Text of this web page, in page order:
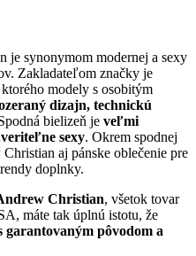
je synonymom modernej a sexy
Zakladateľom značky je
modely s osobitým
dizajn, technickú
bielizeň je veľmi
sexy. Okrem spodnej
aj pánske oblečenie pre
doplnky.
Christian, všetok tovar
máte tak úplnú istotu, že
pôvodom a